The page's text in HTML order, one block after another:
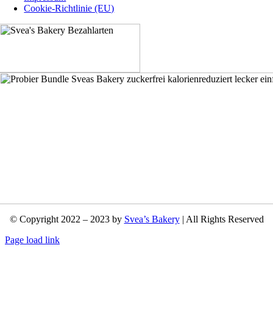
Cookie-Richtlinie (EU)
© Copyright 2022 – 2023 by Svea’s Bakery| All Rights Reserved
Page load link